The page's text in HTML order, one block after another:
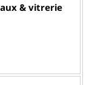
& vitrerie